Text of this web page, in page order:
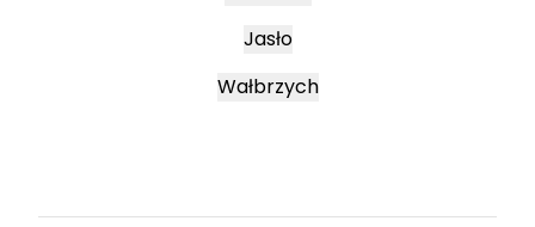
Jasło
Wałbrzych